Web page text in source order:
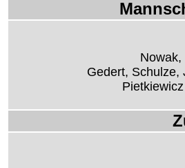
Gedert, Schulze,